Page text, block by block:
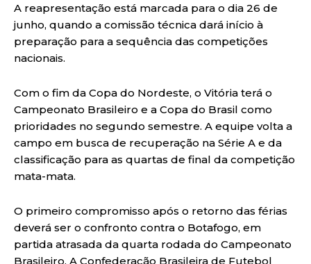
A reapresentação está marcada para o dia 26 de
junho, quando a comissão técnica dará início à
preparação para a sequência das competições
nacionais.
Com o fim da Copa do Nordeste, o Vitória terá o
Campeonato Brasileiro e a Copa do Brasil como
prioridades no segundo semestre. A equipe volta a
campo em busca de recuperação na Série A e da
classificação para as quartas de final da competição
mata-mata.
O primeiro compromisso após o retorno das férias
deverá ser o confronto contra o Botafogo, em
partida atrasada da quarta rodada do Campeonato
Brasileiro. A Confederação Brasileira de Futebol